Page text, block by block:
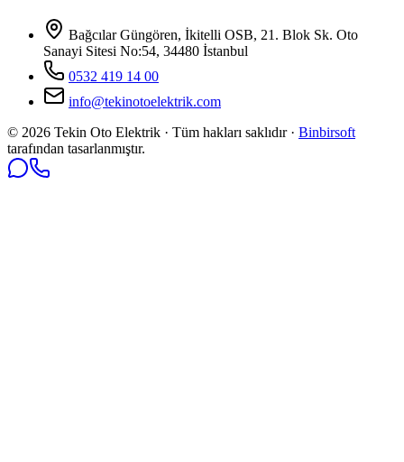
Bağcılar Güngören, İkitelli OSB, 21. Blok Sk. Oto
Sanayi Sitesi No:54, 34480 İstanbul
0532 419 14 00
info@tekinotoelektrik.com
© 2026 Tekin Oto Elektrik · Tüm hakları saklıdır · Binbirsoft
tarafından tasarlanmıştır.